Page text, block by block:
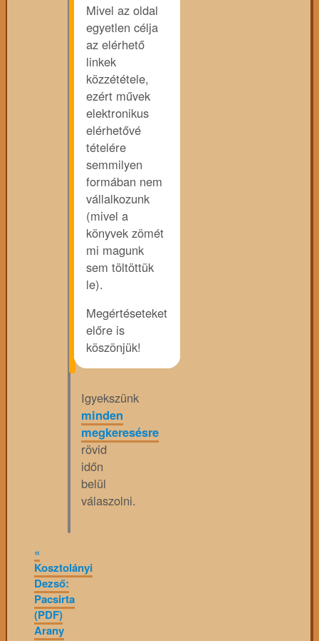
Mivel az oldal
egyetlen célja
az elérhető
linkek
közzététele,
ezért művek
elektronikus
elérhetővé
tételére
semmilyen
formában nem
vállalkozunk
(mivel a
könyvek zömét
mi magunk
sem töltöttük
le).
Megértéseteket
előre is
köszönjük!
Igyekszünk
minden
megkeresésre
rövid
időn
belül
válaszolni.
«
Kosztolányi
Dezső:
Pacsirta
(PDF)
Arany